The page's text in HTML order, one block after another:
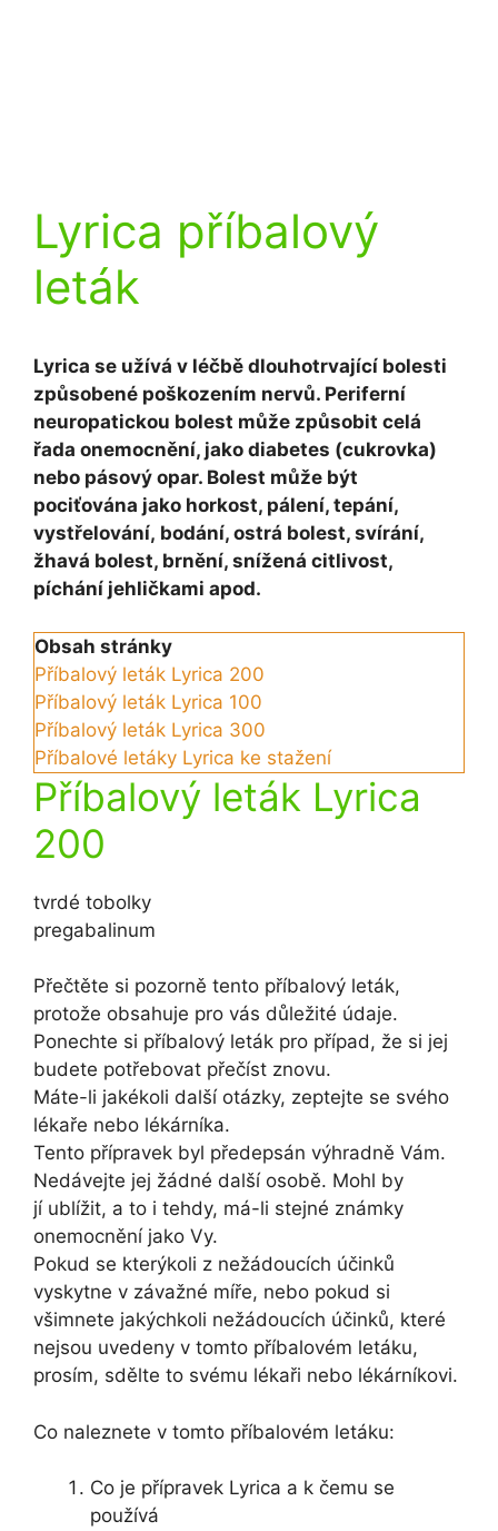
Lyrica příbalový
leták
Lyrica se užívá v léčbě dlouhotrvající bolesti
způsobené poškozením nervů. Periferní
neuropatickou bolest může způsobit celá
řada onemocnění, jako diabetes (cukrovka)
nebo pásový opar. Bolest může být
pociťována jako horkost, pálení, tepání,
vystřelování, bodání, ostrá bolest, svírání,
žhavá bolest, brnění, snížená citlivost,
píchání jehličkami apod.
Obsah stránky
Příbalový leták Lyrica 200
Příbalový leták Lyrica 100
Příbalový leták Lyrica 300
Příbalové letáky Lyrica ke stažení
Příbalový leták Lyrica
200
tvrdé tobolky
pregabalinum
Přečtěte si pozorně tento příbalový leták,
protože obsahuje pro vás důležité údaje.
Ponechte si příbalový leták pro případ, že si jej
budete potřebovat přečíst znovu.
Máte-li jakékoli další otázky, zeptejte se svého
lékaře nebo lékárníka.
Tento přípravek byl předepsán výhradně Vám.
Nedávejte jej žádné další osobě. Mohl by
jí ublížit, a to i tehdy, má-li stejné známky
onemocnění jako Vy.
Pokud se kterýkoli z nežádoucích účinků
vyskytne v závažné míře, nebo pokud si
všimnete jakýchkoli nežádoucích účinků, které
nejsou uvedeny v tomto příbalovém letáku,
prosím, sdělte to svému lékaři nebo lékárníkovi.
Co naleznete v tomto příbalovém letáku:
Co je přípravek Lyrica a k čemu se
používá